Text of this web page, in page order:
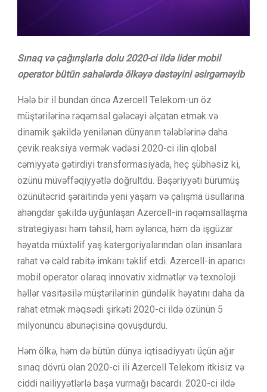
Sınaq və çağırışlarla dolu 2020-ci ildə lider mobil
operator bütün sahələrdə ölkəyə dəstəyini əsirgəməyib
Hələ bir il bundan öncə Azercell Telekom-un öz
müştərilərinə rəqəmsal gələcəyi əlçatan etmək və
dinamik şəkildə yenilənən dünyanın tələblərinə daha
çevik reaksiya vermək vədəsi 2020-ci ilin qlobal
cəmiyyətə gətirdiyi transformasiyada, heç şübhəsiz ki,
özünü müvəffəqiyyətlə doğrultdu. Bəşəriyyəti bürümüş
özünütəcrid şəraitində yeni yaşam və çalışma üsullarına
ahəngdar şəkildə uyğunlaşan Azercell-in rəqəmsallaşma
strategiyası həm təhsil, həm əyləncə, həm də işgüzar
həyatda müxtəlif yaş katergoriyalarından olan insanlara
rahat və cəld rabitə imkanı təklif etdi. Azercell-in aparıcı
mobil operator olaraq innovativ xidmətlər və texnoloji
həllər vasitəsilə müştərilərinin gündəlik həyatını daha da
rahat etmək məqsədi şirkəti 2020-ci ildə özünün 5
milyonuncu abunəçisinə qovuşdurdu.
Həm ölkə, həm də bütün dünya iqtisadiyyatı üçün ağır
sınaq dövrü olan 2020-ci ili Azercell Telekom itkisiz və
ciddi nailiyyətlərlə başa vurmağı bacardı. 2020-ci ildə